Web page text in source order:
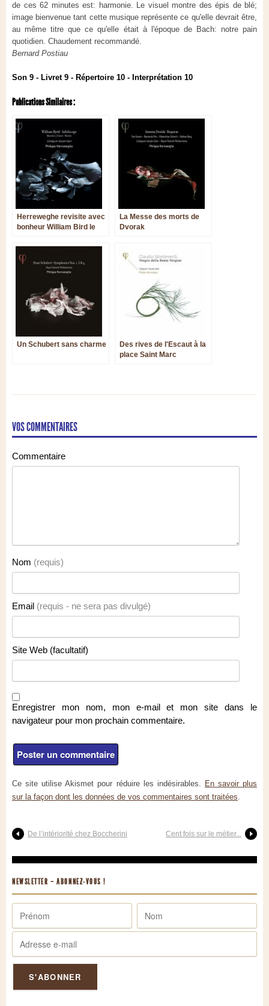
de ces 62 minutes est: harmonie. Le visuel montre des épis de blé;
image bienvenue tant cette musique représente ce qu'elle devrait être,
au même titre que ce qu'elle était à l'époque de Bach: notre pain
quotidien. Chaudement recommandé.
Bernard Postiau
Son 9 - Livret 9 - Répertoire 10 - Interprétation 10
Publications Similaires :
Herreweghe revisite avec
bonheur William Bird le
La Messe des morts de
Dvorak
Un Schubert sans charme
Des rives de l'Escaut à la
place Saint Marc
VOS COMMENTAIRES
Commentaire
Nom (requis)
Email (requis - ne sera pas divulgé)
Site Web (facultatif)
Enregistrer mon nom, mon e-mail et mon site dans le
navigateur pour mon prochain commentaire.
Ce site utilise Akismet pour réduire les indésirables. En savoir plus
sur la façon dont les données de vos commentaires sont traitées.
De l’intériorité chez Boccherini Cent fois sur le métier...
NEWSLETTER – ABONNEZ-VOUS !